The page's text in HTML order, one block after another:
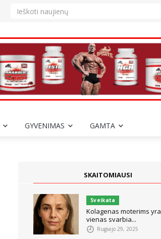
GYVENIMAS GAMTA
SKAITOMIAUSI
Sveikata
Kolagenas moterims yra
vienas svarbia...
Rugsėjo 29, 2025